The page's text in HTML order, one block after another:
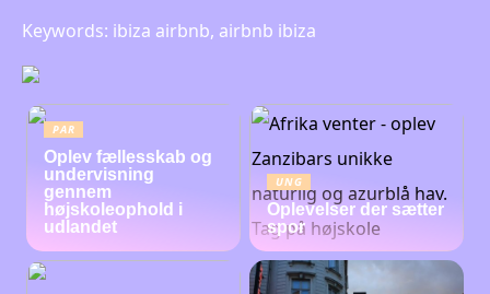
Keywords: ibiza airbnb, airbnb ibiza
PAR
Oplev fællesskab og
undervisning
gennem
højskoleophold i
udlandet
UNG
Oplevelser der sætter
spor